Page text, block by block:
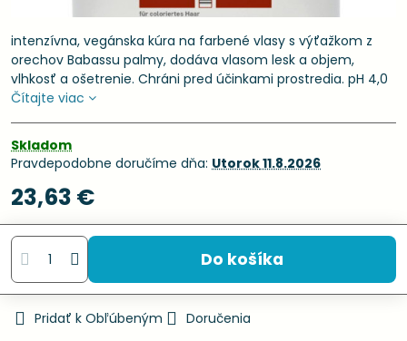
intenzívna, vegánska kúra na farbené vlasy s výťažkom z
orechov Babassu palmy, dodáva vlasom lesk a objem,
vlhkosť a ošetrenie. Chráni pred účinkami prostredia. pH 4,0
Čítajte viac
Skladom
Pravdepodobne doručíme dňa: Utorok11.8.2026
23,63 €
Do košíka
Pridať k Obľúbeným
Doručenia